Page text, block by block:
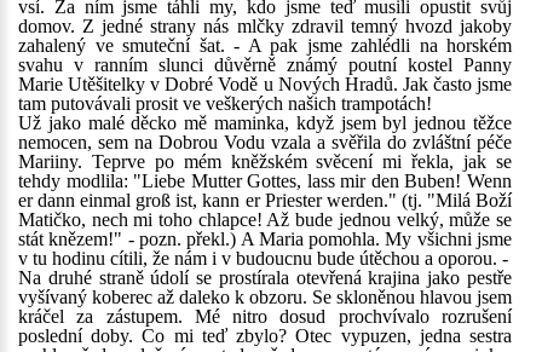
vsí. Za ním jsme táhli my, kdo jsme teď musili opustit svůj
domov. Z jedné strany nás mlčky zdravil temný hvozd jakoby
zahalený ve smuteční šat. - A pak jsme zahlédli na horském
svahu v ranním slunci důvěrně známý poutní kostel Panny
Marie Utěšitelky v Dobré Vodě u Nových Hradů. Jak často jsme
tam putovávali prosit ve veškerých našich trampotách!
Už jako malé děcko mě maminka, když jsem byl jednou těžce
nemocen, sem na Dobrou Vodu vzala a svěřila do zvláštní péče
Mariiny. Teprve po mém kněžském svěcení mi řekla, jak se
tehdy modlila: "Liebe Mutter Gottes, lass mir den Buben! Wenn
er dann einmal groß ist, kann er Priester werden." (tj. "Milá Boží
Matičko, nech mi toho chlapce! Až bude jednou velký, může se
stát knězem!" - pozn. překl.) A Maria pomohla. My všichni jsme
v tu hodinu cítili, že nám i v budoucnu bude útěchou a oporou. -
Na druhé straně údolí se prostírala otevřená krajina jako pestře
vyšívaný koberec až daleko k obzoru. Se skloněnou hlavou jsem
kráčel za zástupem. Mé nitro dosud prochvívalo rozrušení
poslední doby. Co mi teď zbylo? Otec vypuzen, jedna sestra